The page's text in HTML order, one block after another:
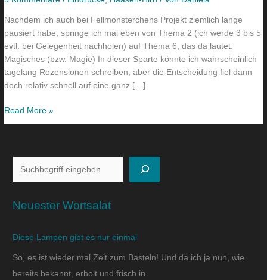
Nachdem ich auch bei Fellmonsterchens Projekt ziemlich lange
pausiert habe, springe ich mal eben von Thema 2 (ich werde 3 bis 5
evtl. bei Gelegenheit nachholen) auf Thema 6, das da lautet:
Magisches (bzw. Magie) In dieser Sparte könnte ich wahrscheinlich
tagelang Rezensionen schreiben, aber die Entscheidung fiel dann
doch relativ schnell auf eine ganz […]
McKillip
Read More »
Neuester Wortsalat
Diese Lampen gibt es nur einmal
So, es ist wieder mal Zeit zum Basteln! Und da ich ja nun, wie
bereits bekannt, erholt und frisch in